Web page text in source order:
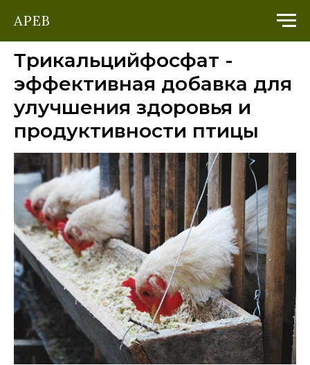
АРЕВ
Трикальцийфосфат -
эффективная добавка для
улучшения здоровья и
продуктивности птицы